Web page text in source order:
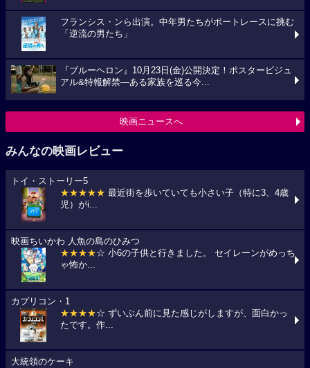
フランシス・ンら出演。中年男たちがボートレースに挑む
「逆流の男たち」
『ブルーヘロン』10月23日(金)公開決定！ポスタービジュ
アル&特報解禁―ある家族を巡る今...
映画ニュースへ
みんなの映画レビュー
トイ・ストーリー5
★★★★★ 最近街を歩いていても小さい子（特に3、4歳
児）がi...
映画ちいかわ 人魚の島のひみつ
★★★★☆ 小6の子供と行きました。 セイレーンがめっち
ゃ怖か...
カプリコン・1
★★★★☆ ずいぶん前に見た感じがしますが、面白かっ
たです。作...
大統領のケーキ